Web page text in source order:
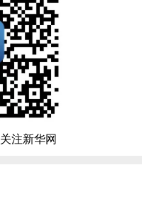
注新华网